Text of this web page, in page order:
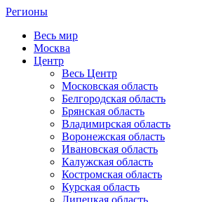
Регионы
Весь мир
Москва
Центр
Весь Центр
Московская область
Белгородская область
Брянская область
Владимирская область
Воронежская область
Ивановская область
Калужская область
Костромская область
Курская область
Липецкая область